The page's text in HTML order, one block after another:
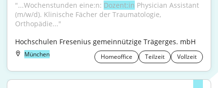
"...Wochenstunden eine:n: Dozent:in Physician Assistant
(m/w/d). Klinische Fächer der Traumatologie,
Orthopädie..."
Hochschulen Fresenius gemeinnützige Trägerges. mbH
München Homeoffice Teilzeit Vollzeit